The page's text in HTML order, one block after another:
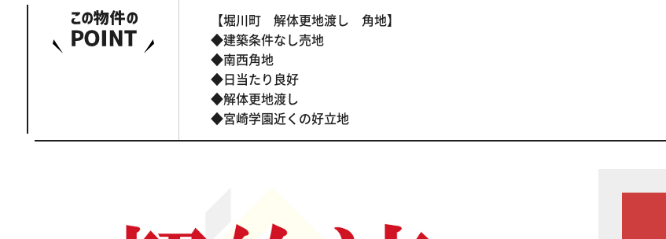
やはり一戸建てが一番
【堀川町 解体更地渡し 角地】
◆建築条件なし売地
◆南西角地
◆日当たり良好
◆解体更地渡し
◆宮崎学園近くの好立地